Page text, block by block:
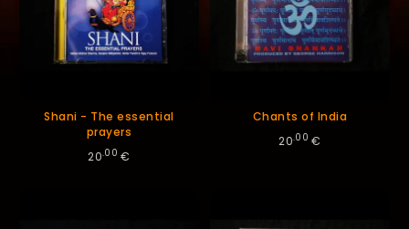
Shani - The essential
prayers
20.00 €
Chants of India
20.00 €